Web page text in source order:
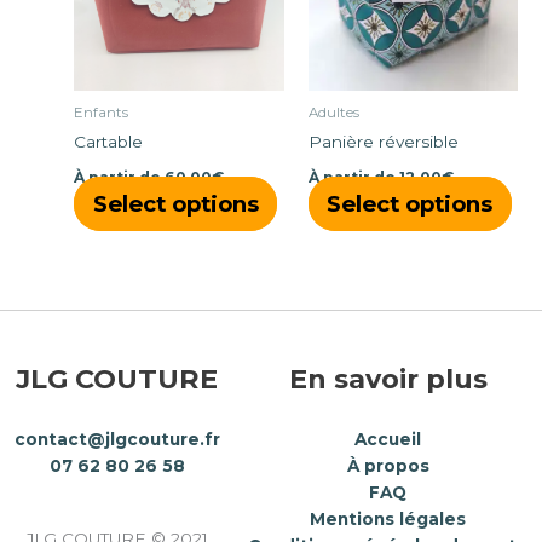
Enfants
Cartable
À partir de60,00€
Select options
choisies
page
Adultes
Panière réversible
À partir de12,00€
Select options
JLG COUTURE
contact@jlgcouture.fr
07 62 80 26 58
En savoir plus
Accueil
À propos
FAQ
Mentions légales